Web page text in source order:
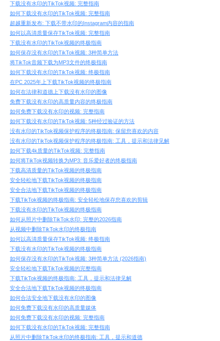
下载没有水印的TikTok视频: 完整指南
如何下载没有水印的TikTok视频: 完整指南
超越重新发布: 下载不带水印的Instagram内容的指南
如何以高清质量保存TikTok视频: 完整指南
下载没有水印的TikTok视频的终极指南
如何保存没有水印的TikTok视频: 3种简单方法
将TikTok音频下载为MP3文件的终极指南
如何下载没有水印的TikTok视频: 终极指南
在PC 2025年上下载TikTok视频的终极指南
如何在法律和道德上下载没有水印的图像
免费下载没有水印的高质量内容的终极指南
如何免费下载没有水印的视频: 完整指南
如何下载没有水印的TikTok视频: 5种经过验证的方法
没有水印的TikTok视频保护程序的终极指南: 保留您喜欢的内容
没有水印的TikTok视频保护程序的终极指南: 工具，提示和法律见解
如何下载4k质量的TikTok视频: 完整指南
如何将TikTok视频转换为MP3: 音乐爱好者的终极指南
下载高清质量的TikTok视频的终极指南
安全轻松地下载TikTok视频的终极指南
安全合法地下载TikTok视频的终极指南
下载TikTok视频的终极指南: 安全轻松地保存您喜欢的剪辑
下载没有水印的TikTok视频的终极指南
如何从照片中删除TikTok水印: 完整的2026指南
从视频中删除TikTok水印的终极指南
如何以高清质量保存TikTok视频: 终极指南
下载没有水印的TikTok视频的终极指南
如何保存没有水印的TikTok视频: 3种简单方法 (2026指南)
安全轻松地下载TikTok视频的完整指南
下载TikTok视频的终极指南: 工具，提示和法律见解
安全合法地下载TikTok视频的终极指南
如何合法安全地下载没有水印的图像
如何免费下载没有水印的高质量媒体
如何免费下载没有水印的视频: 完整指南
如何下载没有水印的TikTok视频: 完整指南
从照片中删除TikTok水印的终极指南: 工具，提示和道德